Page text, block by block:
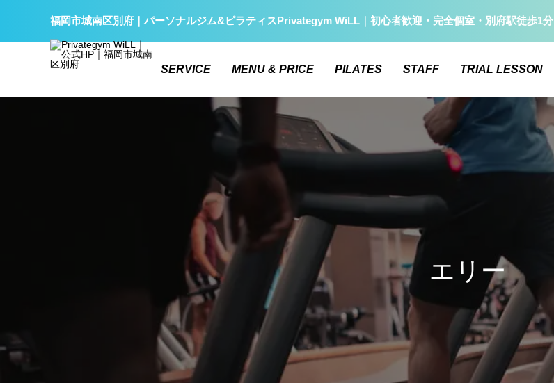
福岡市城南区別府｜パーソナルジム&ピラティスPrivategym WiLL｜初心者歓迎・完全個室・別府駅徒歩1分
SERVICE MENU & PRICE PILATES STAFF TRIAL LESSON
エリー